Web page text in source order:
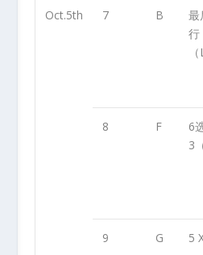
Oct.5th 7 B
最
行
8 F
6
3
9 G 5